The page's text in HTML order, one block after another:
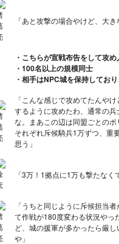
「あと攻撃の場合やけど、大
・こちらが宣戦布告をして攻
・100名以上の規模同士
・相手はNPC城を保持してお
「こんな感じで攻めてたんや
するように攻めたわ、通常の
な。まあこの辺は同盟ごとの
それぞれ斥候騎兵1万ずつ、重
思う」
「3万！1拠点に1万も撃たな
「うちと同じように斥候担当
て作戦が180度変わる状況やっ
ど、城の援軍が多かったら厳
や」